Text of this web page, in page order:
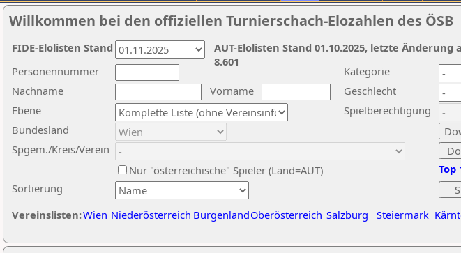
Willkommen bei den offiziellen Turnierschach-Elozahlen des ÖSB
Nachname
Vorname
Ebene
Kategorie
Sortierung
Personennummer
Bundesland
Spgem./Kreis/Verein
Geschlecht
Nur "österreichische" Spieler (Land=AUT)
Spielberechtigung
Vereinslisten:Wien Niederösterreich BurgenlandOberösterreich Salzburg Steiermark
Top
AUT-Elolisten Stand 01.10.2025, letzte Änderung
8.601
FIDE-Elolisten Stand